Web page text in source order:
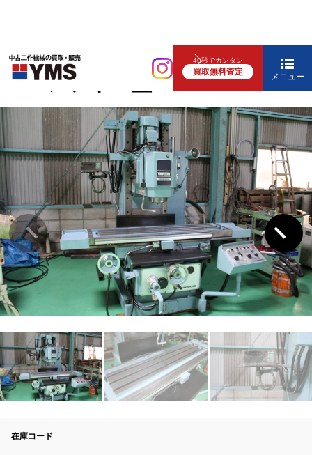
40秒でカンタン
買取無料査定 メニュー
汎用フライス盤
#3立フライス盤
在庫コード